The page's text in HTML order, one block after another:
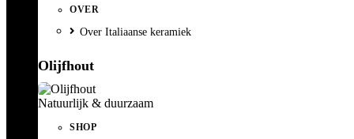
OVER
Over Italiaanse keramiek
Olijfhout
Natuurlijk & duurzaam
SHOP